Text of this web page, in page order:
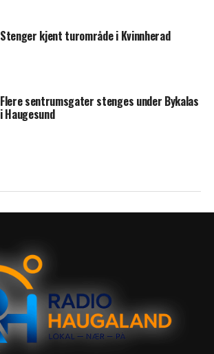
Stenger kjent turområde i Kvinnherad
Flere sentrumsgater stenges under Bykalas
i Haugesund